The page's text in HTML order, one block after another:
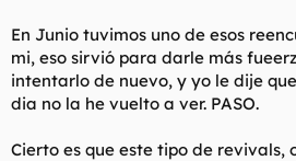
En Junio tuvimos uno de esos
mi, eso sirvió para darle más
intentarlo de nuevo, y yo le dije
dia no la he vuelto a ver. PASO.
Cierto es que este tipo de revivals,